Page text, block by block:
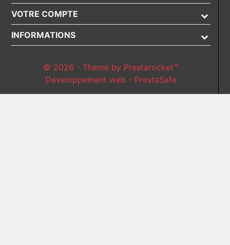
VOTRE COMPTE
INFORMATIONS
© 2026 - Theme by Prestarocket™
Développement web - PrestaSafe